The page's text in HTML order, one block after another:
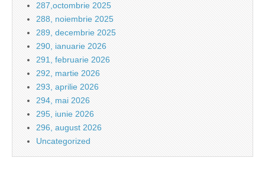
287,octombrie 2025
288, noiembrie 2025
289, decembrie 2025
290, ianuarie 2026
291, februarie 2026
292, martie 2026
293, aprilie 2026
294, mai 2026
295, iunie 2026
296, august 2026
Uncategorized